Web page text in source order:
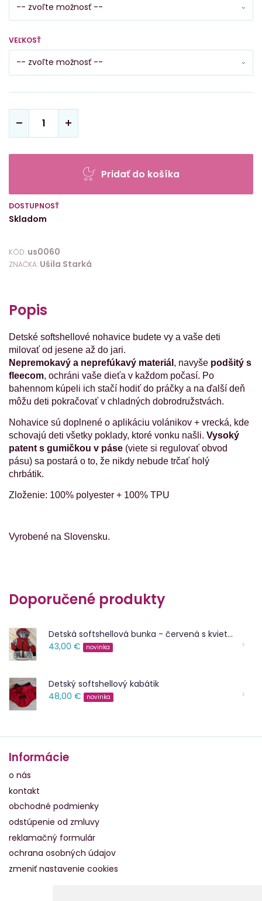
VEĽKOSŤ
Pridať do košíka
DOSTUPNOSŤ
Skladom
KÓD: us0060
ZNAČKA: Ušila Starká
Popis
Detské softshellové nohavice budete vy a vaše deti
milovať od jesene až do jari.
Nepremokavý a neprefúkavý materiál , navyše podšitý s
fleecom, ochráni vaše dieťa v každom počasí. Po
bahennom kúpeli ich stačí hodiť do práčky a na ďalší deň
môžu deti pokračovať v chladných dobrodružstvách.
Nohavice sú doplnené o aplikáciu volánikov + vrecká, kde
schovajú deti všetky poklady, ktoré vonku našli. Vysoký
patent s gumičkou v páse (viete si regulovať obvod
pásu) sa postará o to, že nikdy nebude trčať holý
chrbátik.
Zloženie: 100% polyester + 100% TPU
Vyrobené na Slovensku.
Doporučené produkty
Detská softshellová bunka - červená s kvietkami
43,00 €
novinka
Detský softshellový kabátik
48,00 €
novinka
Informácie
o nás
kontakt
obchodné podmienky
odstúpenie od zmluvy
reklamačný formulár
ochrana osobných údajov
zmeniť nastavenie cookies